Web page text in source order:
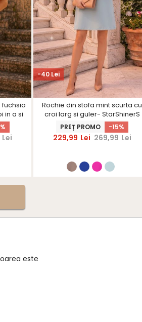
in a si
-
Lei
-40 Lei
Rochie din stofa mint scurta cu
croi larg si guler- StarShinerS
PREȚ PROMO -15%
229,99 Lei 269,99 Lei
este